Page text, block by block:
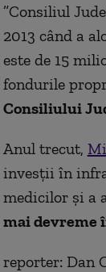
”Consiliul
2013 când a
este de 15
fondurile
Consiliului
Anul trecut,
invesţii în
medicilor şi a
mai devreme
reporter: Dan